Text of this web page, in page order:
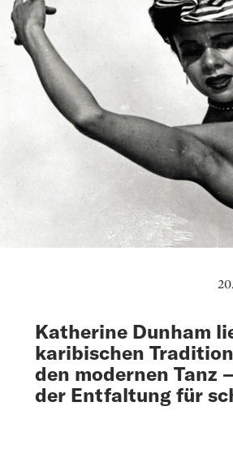
Katherine Dunham
karibischen
den modernen Tanz
der Entfaltung für